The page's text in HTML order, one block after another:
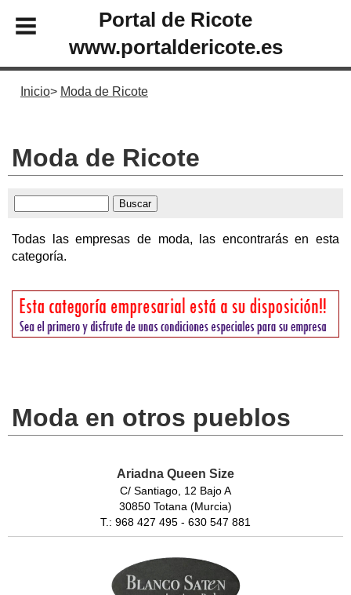
Portal de Ricote
www.portaldericote.es
Inicio Moda de Ricote
Moda de Ricote
Todas las empresas de moda, las encontrarás en esta
categoría.
Moda en otros pueblos
Ariadna Queen Size
C/ Santiago, 12 Bajo A
30850 Totana (Murcia)
T.: 968 427 495 - 630 547 881